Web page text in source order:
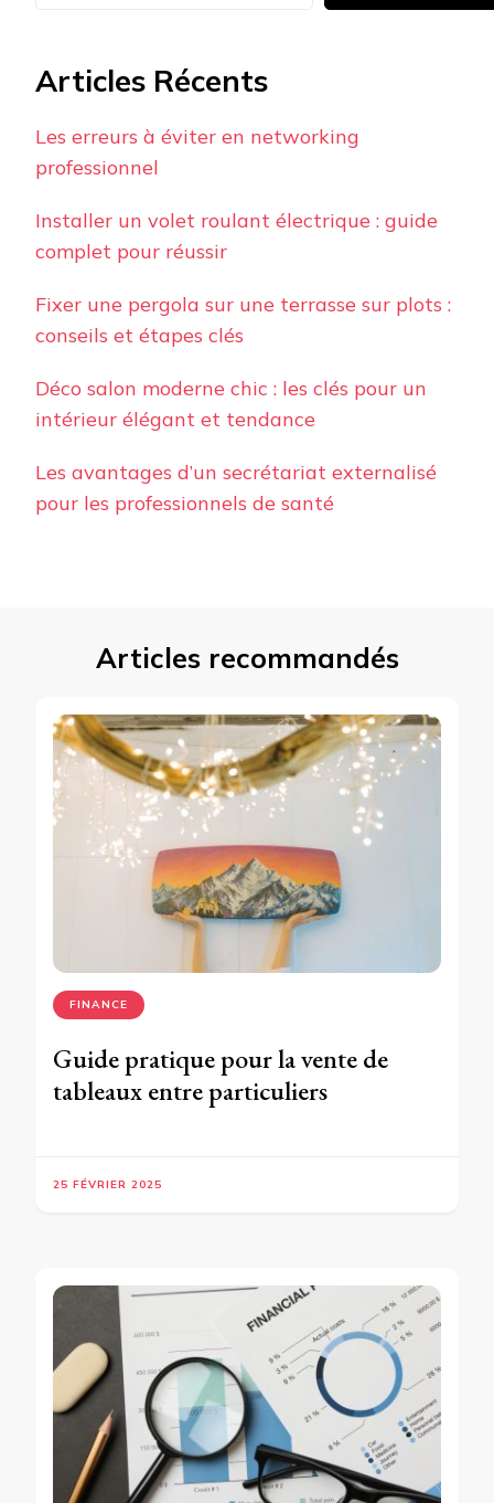
Articles Récents
Les erreurs à éviter en networking
professionnel
Installer un volet roulant électrique : guide
complet pour réussir
Fixer une pergola sur une terrasse sur plots :
conseils et étapes clés
Déco salon moderne chic : les clés pour un
intérieur élégant et tendance
Les avantages d’un secrétariat externalisé
pour les professionnels de santé
Articles recommandés
FINANCE
Guide pratique pour la vente de
tableaux entre particuliers
25 FÉVRIER 2025